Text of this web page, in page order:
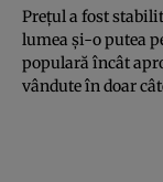
Prețul a fost
lumea și-o putea
populară încât
vândute în doar